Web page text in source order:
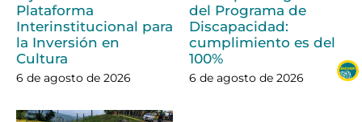
Plataforma
Interinstitucional para
la Inversión en
Cultura
6 de agosto de 2026
del Programa de
Discapacidad:
cumplimiento es del
100%
6 de agosto de 2026